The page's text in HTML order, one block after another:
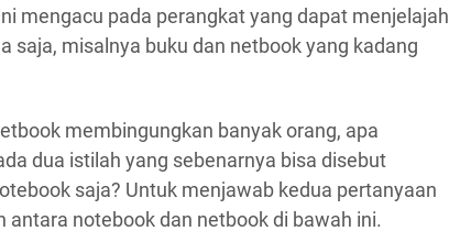
mengacu pada perangkat yang dapat menjelajah
saja, misalnya buku dan netbook yang kadang
membingungkan banyak orang, apa
dua istilah yang sebenarnya bisa disebut
saja? Untuk menjawab kedua pertanyaan
notebook dan netbook di bawah ini.